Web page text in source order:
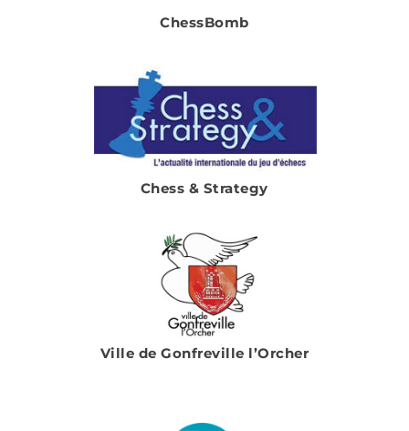
ChessBomb
Chess & Strategy
Ville de Gonfreville l’Orcher